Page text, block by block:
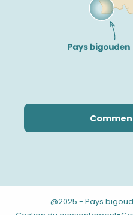
@2025 - Pays